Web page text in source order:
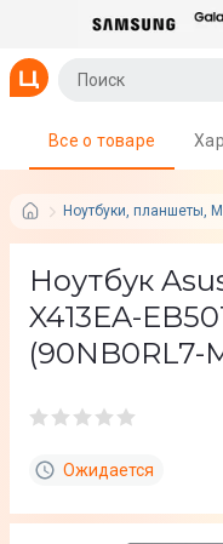
Ноутбуки, планшеты,
Все о товаре
Ноутбук
X413EA-
(90NB0RL7-
Ожидается